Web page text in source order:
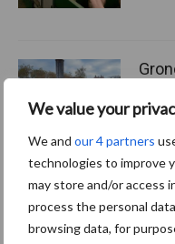
We value your
We and our 4 partners
technologies to improve
may store and/or access
process the personal
browsing data, for
Diergezondheid